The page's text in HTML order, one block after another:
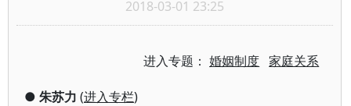
2018-03-01 23:25
进入专题：婚姻制度 家庭关系
● 朱苏力 (进入专栏)